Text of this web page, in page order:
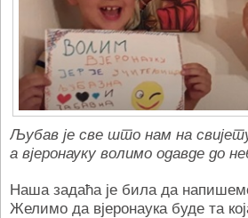
Љубав је све што нам на
а вјеронауку волимо одавде до
Наша задаћа је била да
Желимо да вјеронаука буде та